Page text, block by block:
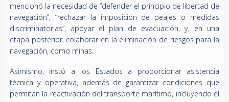
mencionó la necesidad de “defender el principio de libertad de
navegación”, “rechazar la imposición de peajes o medidas
discriminatorias”, apoyar el plan de evacuación, y, en una
etapa posterior, colaborar en la eliminación de riesgos para la
navegación, como minas.
Asimismo, instó a los Estados a proporcionar asistencia
técnica y operativa, además de garantizar condiciones que
permitan la reactivación del transporte marítimo, incluyendo el